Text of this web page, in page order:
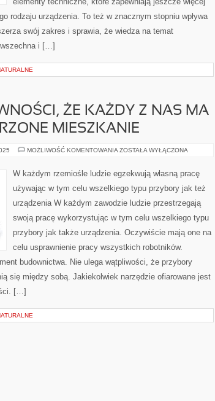
rodzaju urządzenia. To też w znacznym stopniu wpływa
swój zakres i sprawia, że wiedza na temat
i […]
ŻE KAŻDY Z NAS MA
MIESZKANIE
MOŻLIWOŚĆ KOMENTOWANIA NIE
KAŻDY
NAS
W
WYMARZONE
MIESZKANIE
ZOSTAŁA WYŁĄCZONA
W każdym rzemiośle ludzie egzekwują własną pracę
używając w tym celu wszelkiego typu przybory jak też
urządzenia W każdym zawodzie ludzie przestrzegają
swoją pracę wykorzystując w tym celu wszelkiego typu
przybory jak także urządzenia. Oczywiście mają one na
celu usprawnienie pracy wszystkich robotników.
budownictwa. Nie ulega wątpliwości, że przybory
się między sobą. Jakiekolwiek narzędzie ofiarowane jest
[…]